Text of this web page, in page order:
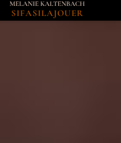
SIFASILAJOUER